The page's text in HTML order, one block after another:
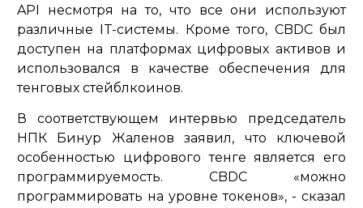
API несмотря на то, что все они используют
различные IT-системы. Кроме того, CBDC был
доступен на платформах цифровых активов и
использовался в качестве обеспечения для
тенговых стейблкоинов.
В соответствующем интервью председатель
НПК Бинур Жаленов заявил, что ключевой
особенностью цифрового тенге является его
программируемость. CBDC «можно
программировать на уровне токенов», - сказал